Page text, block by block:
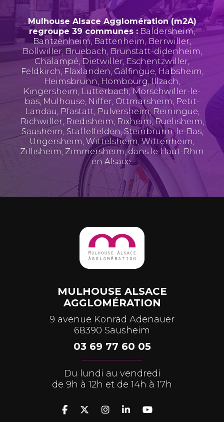
Mulhouse Alsace Agglomération (m2A)
regroupe 39 communes : Baldersheim,
Bantzenheim, Battenheim, Berrwiller,
Bollwiller, Bruebach,Brunstatt-didenheim,
Chalampé, Dietwiller, Eschentzwiller,
Feldkirch, Flaxlanden,Galfingue, Habsheim,
Heimsbrunn, Hombourg,Illzach,
Kingersheim, Lutterbach, Morschwiller-le-
bas, Mulhouse, Niffer, Ottmarsheim, Petit-
Landau, Pfastatt, Pulversheim, Reiningue,
Richwiller, Riedisheim, Rixheim,Ruelisheim,
Sausheim, Staffelfelden, Steinbrunn-le-Bas,
Ungersheim, Wittelsheim,Wittenheim,
Zillisheim, Zimmersheim, dans le Haut-Rhin
en Alsace.
MULHOUSE ALSACE
AGGLOMÉRATION
9 avenue Konrad Adenauer
68390 Sausheim
03 69 77 60 05
Du lundi au vendredi
de 9h à 12h et de 14h à 17h